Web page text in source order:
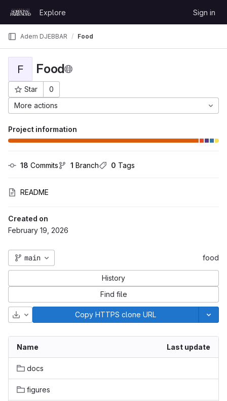
GitLab
Explore Sign in
Adem DJEBBAR Food
F Food
Star
0
Project ID: 3298
More actions
Project information
18 Commits 1 Branch 0 Tags
README
Created on
February 19, 2026
main food
History
Find file
Download Copy HTTPS clone URL
Name Last update
docs
figures